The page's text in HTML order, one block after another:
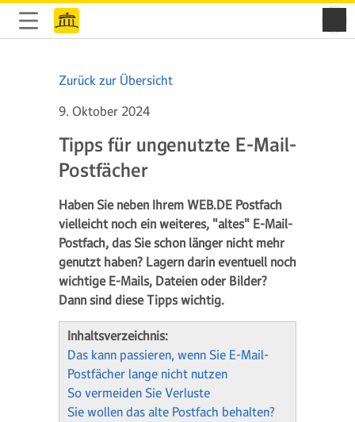
Zurück zur Übersicht
9. Oktober 2024
Tipps für ungenutzte E-Mail-
Postfächer
Haben Sie neben Ihrem WEB.DE Postfach
vielleicht noch ein weiteres, "altes" E-Mail-
Postfach, das Sie schon länger nicht mehr
genutzt haben? Lagern darin eventuell noch
wichtige E-Mails, Dateien oder Bilder?
Dann sind diese Tipps wichtig.
Inhaltsverzeichnis:
Das kann passieren, wenn Sie E-Mail-
Postfächer lange nicht nutzen
So vermeiden Sie Verluste
Sie wollen das alte Postfach behalten?